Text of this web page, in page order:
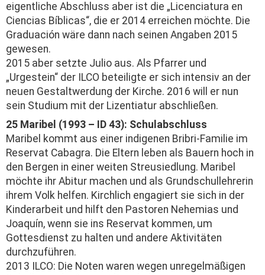
eigentliche Abschluss aber ist die „Licenciatura en
Ciencias Bíblicas“, die er 2014 erreichen möchte. Die
Graduación wäre dann nach seinen Angaben 2015
gewesen.
2015 aber setzte Julio aus. Als Pfarrer und
„Urgestein“ der ILCO beteiligte er sich intensiv an der
neuen Gestaltwerdung der Kirche. 2016 will er nun
sein Studium mit der Lizentiatur abschließen.
25 Maribel (1993 – ID 43): Schulabschluss
Maribel kommt aus einer indigenen Bribri-Familie im
Reservat Cabagra. Die Eltern leben als Bauern hoch in
den Bergen in einer weiten Streusiedlung. Maribel
möchte ihr Abitur machen und als Grundschullehrerin
ihrem Volk helfen. Kirchlich engagiert sie sich in der
Kinderarbeit und hilft den Pastoren Nehemias und
Joaquín, wenn sie ins Reservat kommen, um
Gottesdienst zu halten und andere Aktivitäten
durchzuführen.
2013 ILCO: Die Noten waren wegen unregelmäßigen